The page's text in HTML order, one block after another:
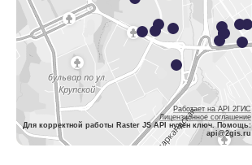
Работает на API 2ГИС
Лицензионное соглашение
Для корректной работы Raster JS API нужен ключ. Помощь:
api@2gis.ru